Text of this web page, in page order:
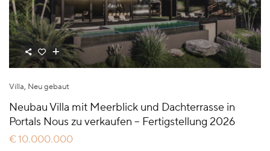
Villa, Neu gebaut
Neubau Villa mit Meerblick und Dachterrasse in
Portals Nous zu verkaufen – Fertigstellung 2026
€ 10.000.000